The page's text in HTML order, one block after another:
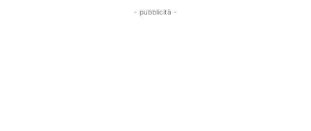
- pubblicità -